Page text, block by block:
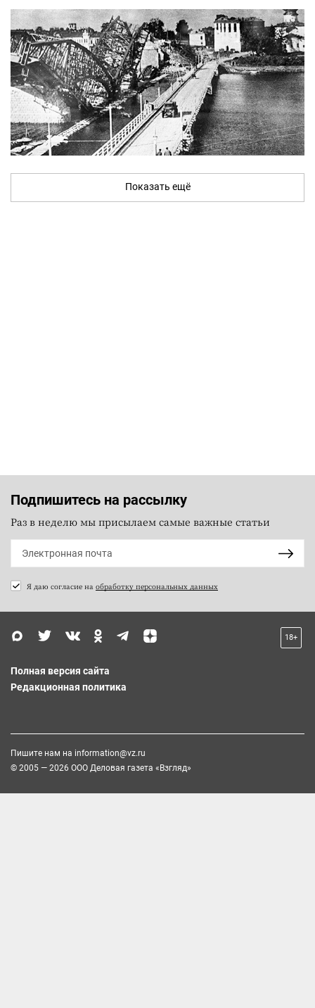
Показать ещё
Подпишитесь на рассылку
Раз в неделю мы присылаем самые важные статьи
Я даю согласие на обработку персональных данных
18+
Полная версия сайта
Редакционная политика
Пишите нам на information@vz.ru
© 2005 — 2026 ООО Деловая газета «Взгляд»